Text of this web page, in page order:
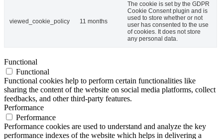
viewed_cookie_policy 11 months
The cookie is set by the GDPR
Cookie Consent plugin and is
used to store whether or not
user has consented to the use
of cookies. It does not store
any personal data.
Functional
Functional
Functional cookies help to perform certain functionalities like
sharing the content of the website on social media platforms, collect
feedbacks, and other third-party features.
Performance
Performance
Performance cookies are used to understand and analyze the key
performance indexes of the website which helps in delivering a